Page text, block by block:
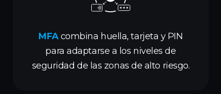
MFAcombina huella, tarjeta y PIN
para adaptarse a los niveles de
seguridad de las zonas de alto riesgo.